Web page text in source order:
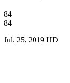
84
84
Jul. 25, 2019 HD